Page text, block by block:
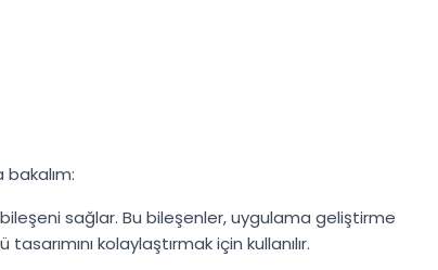
sağlar. Bu bileşenler, uygulama geliştirme
kolaylaştırmak için kullanılır.